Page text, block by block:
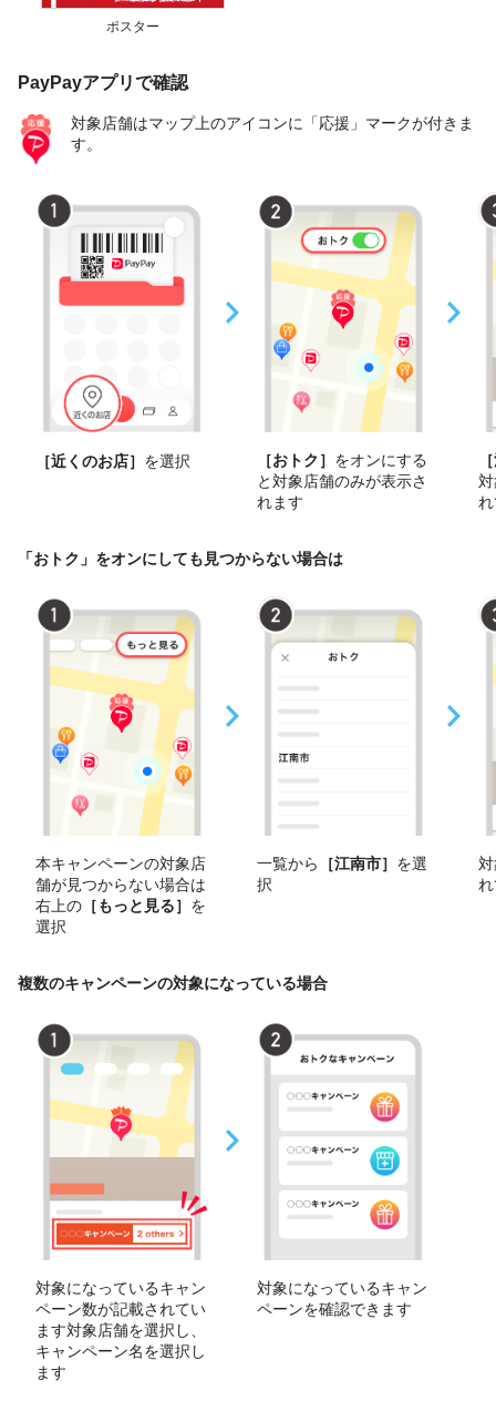
ポスター
PayPayアプリで確認
対象店舗はマップ上のアイコンに「応援」マークが付きま
す。
［近くのお店］ を選択 ［おトク］ をオンにする
と対象店舗のみが表示さ
れます
「おトク」をオンにしても見つからない場合は
本キャンペーンの対象店
舗が見つからない場合は
右上の ［もっと見る］ を
選択
一覧から ［江南市］ を選
択
複数のキャンペーンの対象になっている場合
対象になっているキャン
ペーン数が記載されてい
ます対象店舗を選択し、
キャンペーン名を選択し
ます
対象になっているキャン
ペーンを確認できます